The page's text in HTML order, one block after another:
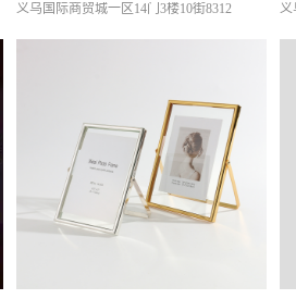
义乌国际商贸城一区14门3楼10街8312
义